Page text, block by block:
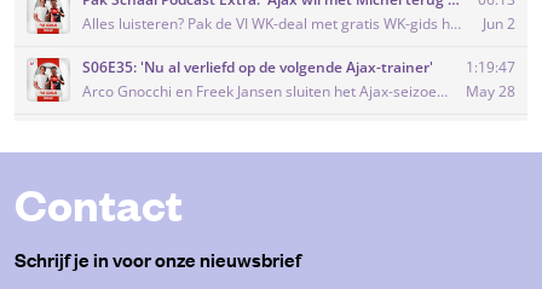
Contact
Schrijf je in voor onze nieuwsbrief